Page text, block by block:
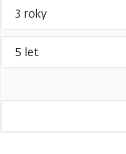
3 roky
5 let